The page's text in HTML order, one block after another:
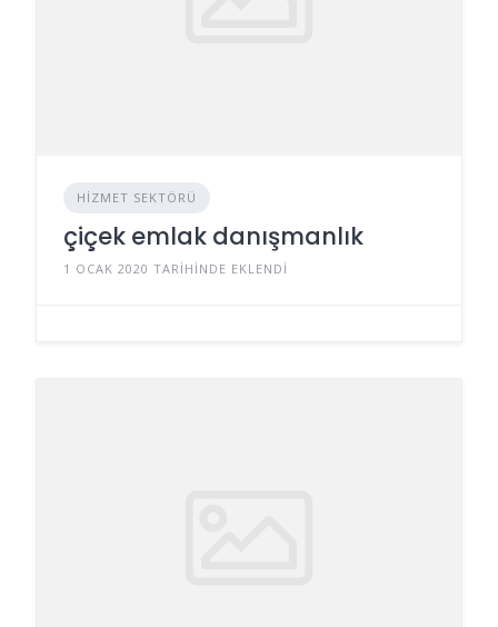
HIZMET SEKTÖRÜ
çiçek emlak danışmanlık
1 OCAK 2020 TARIHINDE EKLENDI